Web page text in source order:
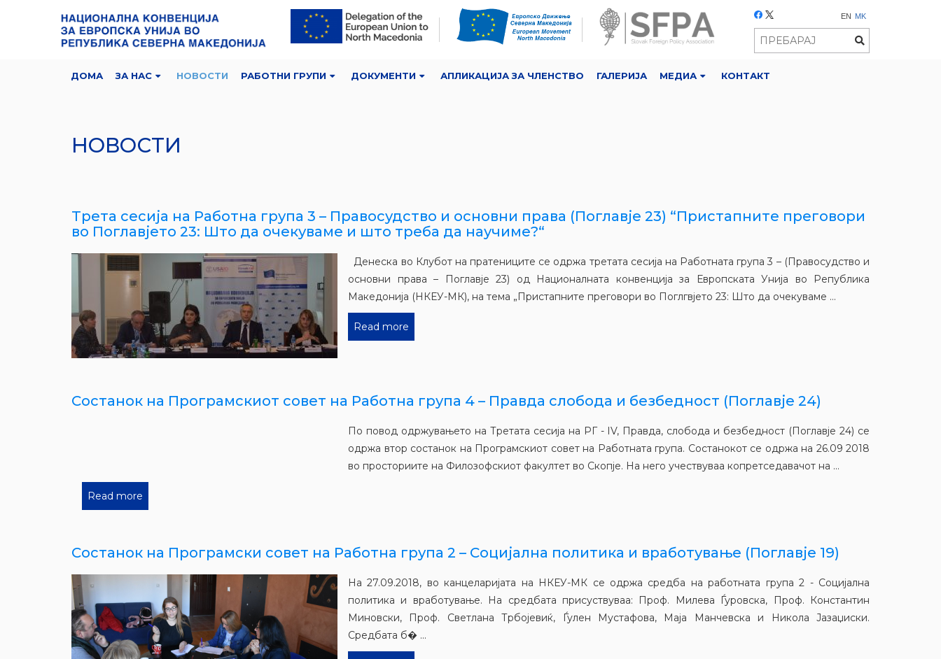
EN MK
ДОМА ЗА НАС НОВОСТИ РАБОТНИ ГРУПИ ДОКУМЕНТИ АПЛИКАЦИЈА ЗА ЧЛЕНСТВО ГАЛЕРИЈА МЕДИА КОНТАКТ
НОВОСТИ
Трета сесија на Работна група 3 – Правосудство и основни права (Поглавје 23) “Пристапните преговори
во Поглавјето 23: Што да очекуваме и што треба да научиме?“
Денеска во Клубот на пратениците се одржа третата сесија на Работната група 3 – (Правосудство и
основни права – Поглавје 23) од Националната конвенција за Европската Унија во Република
Македонија (НКЕУ-МК), на тема „Пристапните преговори во Поглгвјето 23: Што да очекуваме ...
Read more
Состанок на Програмскиот совет на Работна група 4 – Правда слобода и безбедност (Поглавје 24)
По повод одржувањето на Третата сесија на РГ - IV, Правда, слобода и безбедност (Поглавје 24) се
одржа втор состанок на Програмскиот совет на Работната група. Состанокот се одржа на 26.09 2018
во просториите на Филозофскиот факултет во Скопје. На него учествуваа копретседавачот на ...
Read more
Состанок на Програмски совет на Работна група 2 – Социјална политика и вработување (Поглавје 19)
На 27.09.2018, во канцеларијата на НКЕУ-МК се одржа средба на работната група 2 - Социјална
политика и вработување. На средбата присуствуваа: Проф. Милева Ѓуровска, Проф. Константин
Миновски, Проф. Светлана Трбојевиќ, Ѓулен Мустафова, Маја Манчевска и Никола Јазаџиски.
Средбата б� ...